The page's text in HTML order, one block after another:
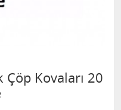
Kovaları 20